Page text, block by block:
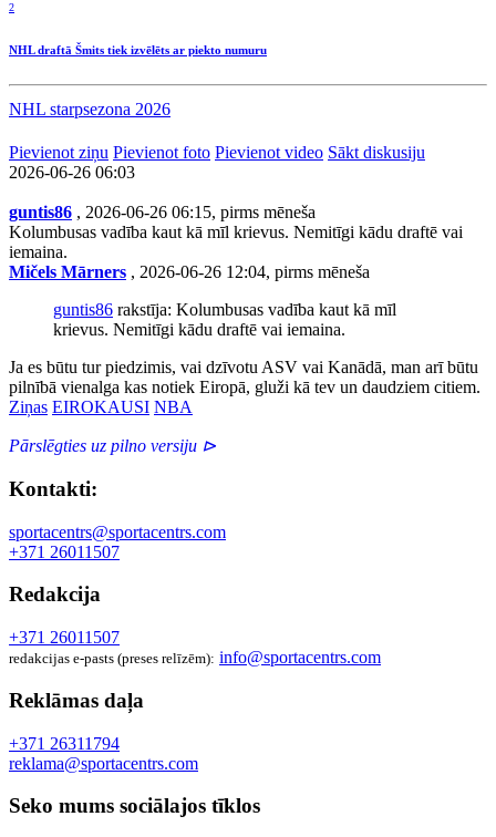
2
NHL draftā Šmits tiek izvēlēts ar piekto numuru
NHL starpsezona 2026
Pievienot ziņu Pievienot foto Pievienot video Sākt diskusiju
2026-06-26 06:03
guntis86 , 2026-06-26 06:15, pirms mēneša
Kolumbusas vadība kaut kā mīl krievus. Nemitīgi kādu draftē vai
iemaina.
Mičels Mārners , 2026-06-26 12:04, pirms mēneša
guntis86 rakstīja: Kolumbusas vadība kaut kā mīl
krievus. Nemitīgi kādu draftē vai iemaina.
Ja es būtu tur piedzimis, vai dzīvotu ASV vai Kanādā, man arī būtu
pilnībā vienalga kas notiek Eiropā, gluži kā tev un daudziem citiem.
Ziņas EIROKAUSI NBA
Pārslēgties uz pilno versiju ⊳
Kontakti:
sportacentrs@sportacentrs.com
+371 26011507
Redakcija
+371 26011507
redakcijas e-pasts (preses relīzēm): info@sportacentrs.com
Reklāmas daļa
+371 26311794
reklama@sportacentrs.com
Seko mums sociālajos tīklos